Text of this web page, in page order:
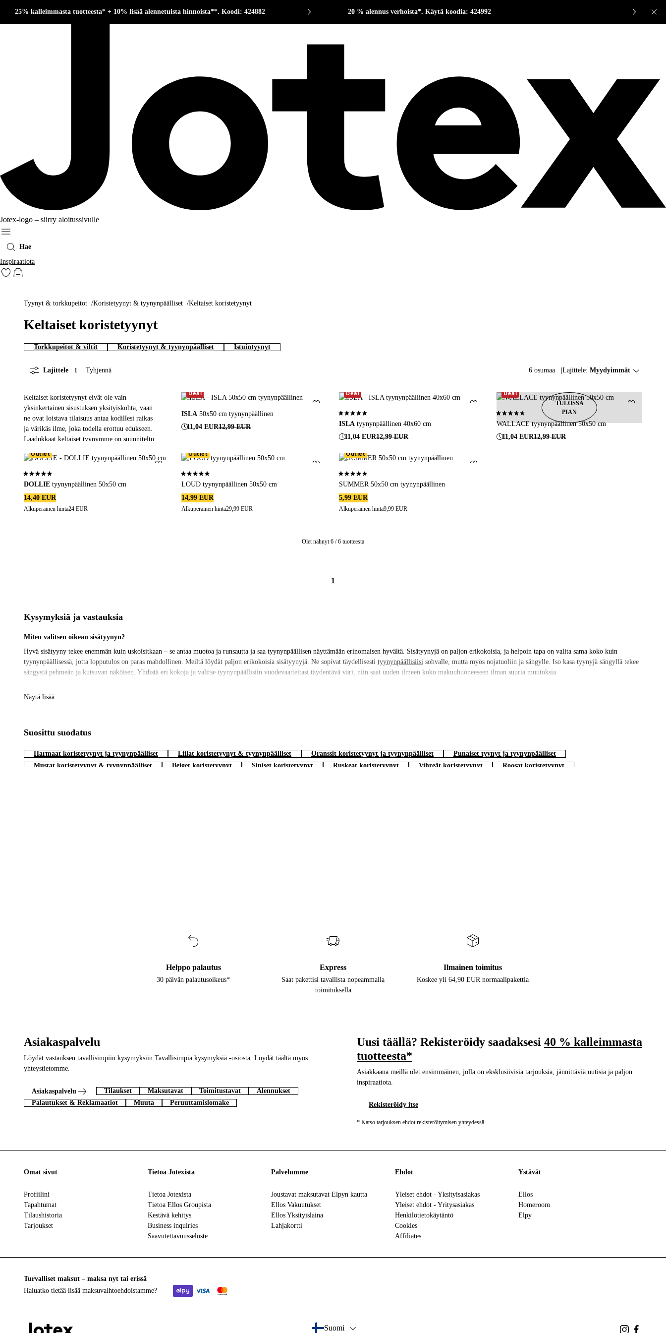
25% kalleimmasta tuotteesta* + 10% lisää alennetuista hinnoista**. Koodi: 424882 20 % alennus verhoista*. Käytä koodia: 424992
Jotex-logo – siirry aloitussivulle
Menu
Hae
Inspiraatiota
Siirry merkittyihin suosikkituotteisiin
Siirry ostoskoriin
Tyynyt & torkkupeitot Koristetyynyt & tyynynpäälliset Keltaiset koristetyynyt
Keltaiset koristetyynyt
Torkkupeitot & viltit Koristetyynyt & tyynynpäälliset Istuintyynyt
6 osumaa Lajittele: Myydyimmät
Lajittele 1 Tyhjennä
Keltaiset koristetyynyt eivät ole vain
yksinkertainen sisustuksen yksityiskohta, vaan
ne ovat loistava tilaisuus antaa kodillesi raikas
ja värikäs ilme, joka todella erottuu edukseen.
Laadukkaat keltaiset tyynymme on suunniteltu
lämmin ja kutsuva tunnelma, joka tekee
kodistasi entistäkin viihtyisämmän. Voit valita
useista eri sävyistä ja kuvioista, joten voit
todella kuvastaa henkilökohtaista makuasi ja
persoonallisuuttasi. Piditpä sitten
ISLA 50x50 cm tyynynpäällinen
11,04 EUR12,99 EUR
Deal
ISLA tyynynpäällinen 40x60 cm
11,04 EUR12,99 EUR
5,0 perustuen 4 arvosanaan
Deal
WALLACE tyynynpäällinen 50x50 cm
11,04 EUR12,99 EUR
4,4 perustuen 7 arvosanaan
TULOSSA
PIAN
Deal
DOLLIE tyynynpäällinen 50x50 cm
14,40 EUR
Alkuperäinen hinta24 EUR
5,0 perustuen 2 arvosanaan
Outlet
LOUD tyynynpäällinen 50x50 cm
14,99 EUR
Alkuperäinen hinta29,99 EUR
5,0 perustuen 1 arvosanaan
Outlet
SUMMER 50x50 cm tyynynpäällinen
5,99 EUR
Alkuperäinen hinta9,99 EUR
4,0 perustuen 3 arvosanaan
Outlet
Olet nähnyt 6 / 6 tuotteesta
1
Kysymyksiä ja vastauksia
Miten valitsen oikean sisätyynyn?
Hyvä sisätyyny tekee enemmän kuin uskoisitkaan – se antaa muotoa ja runsautta ja saa tyynynpäällisen näyttämään erinomaisen hyvältä. Sisätyynyjä on paljon erikokoisia, ja helpoin tapa on valita sama koko kuin
tyynynpäällisessä, jotta lopputulos on paras mahdollinen. Meiltä löydät paljon erikokoisia sisätyynyjä. Ne sopivat täydellisesti tyynynpäällisiisi sohvalle, mutta myös nojatuoliin ja sängylle. Iso kasa tyynyjä sängyllä tekee
sängystä pehmeän ja kutsuvan näköisen. Yhdistä eri kokoja ja valitse tyynynpäällisiin vuodevaatteitasi täydentävä väri, niin saat uuden ilmeen koko makuuhuoneeseen ilman suuria muutoksia.
Näytä lisää
Suosittu suodatus
Harmaat koristetyynyt ja tyynynpäälliset Liilat koristetyynyt & tyynynpäälliset Oranssit koristetyynyt ja tyynynpäälliset
Punaiset tyynyt ja tyynynpäälliset
Mustat koristetyynyt & tyynynpäälliset
Beiget koristetyynyt Siniset koristetyynyt Ruskeat koristetyynyt Vihreät koristetyynyt
Roosat koristetyynyt
Helppo palautus
30 päivän palautusoikeus*
Express
Saat pakettisi tavallista nopeammalla
toimituksella
Ilmainen toimitus
Koskee yli 64,90 EUR normaalipakettia
Uusi täällä? Rekisteröidy saadaksesi 40 % kalleimmasta
tuotteesta*
Asiakkaana meillä olet ensimmäinen, jolla on eksklusiivisia tarjouksia, jännittäviä uutisia ja paljon
inspiraatiota.
Rekisteröidy itse
* Katso tarjouksen ehdot rekisteröitymisen yhteydessä
Asiakaspalvelu
Löydät vastauksen tavallisimpiin kysymyksiin Tavallisimpia kysymyksiä -osiosta. Löydät täältä myös
yhteystietomme.
Asiakaspalvelu Tilaukset Maksutavat Toimitustavat
Alennukset
Palautukset & Reklamaatiot
Muuta Peruuttamislomake
Omat sivut
Profiilini
Tapahtumat
Tilaushistoria
Tarjoukset
Tietoa Jotexista
Tietoa Jotexista
Tietoa Ellos Groupista
Kestävä kehitys
Business inquiries
Saavutettavuusseloste
Palvelumme
Joustavat maksutavat Elpyn kautta
Ellos Vakuutukset
Ellos Yksityislaina
Lahjakortti
Ehdot
Yleiset ehdot - Yksityisasiakas
Yleiset ehdot - Yritysasiakas
Henkilötietokäytäntö
Cookies
Affiliates
Ystävät
Ellos
Homeroom
Elpy
Turvalliset maksut – maksa nyt tai erissä
Haluatko tietää lisää maksuvaihtoehdoistamme?
Suomi